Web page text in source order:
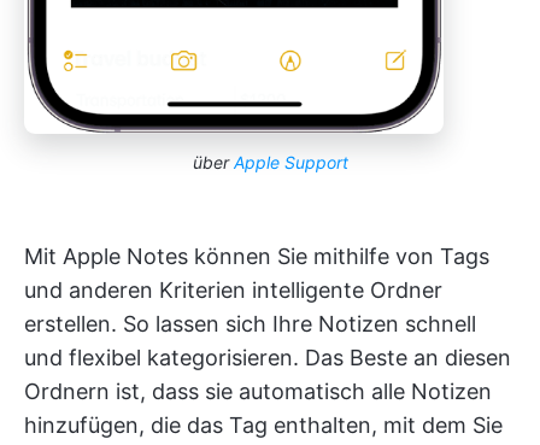
überApple Support
Mit Apple Notes können Sie mithilfe von Tags
und anderen Kriterien intelligente Ordner
erstellen. So lassen sich Ihre Notizen schnell
und flexibel kategorisieren. Das Beste an diesen
Ordnern ist, dass sie automatisch alle Notizen
hinzufügen, die das Tag enthalten, mit dem Sie